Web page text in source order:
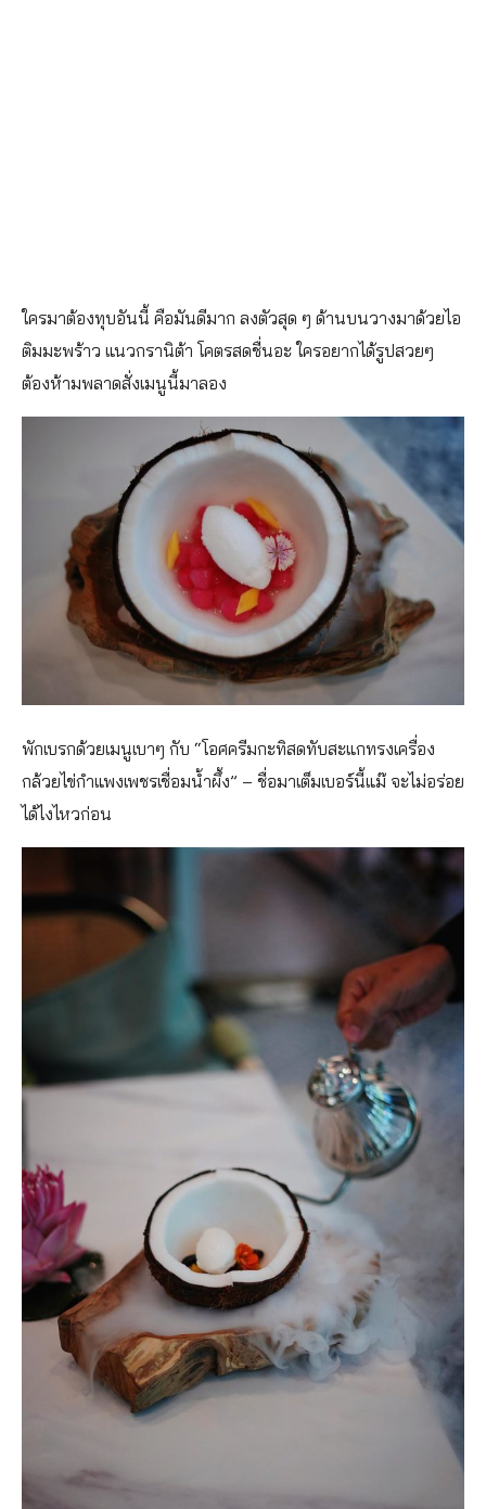
ใครมาต้องทุบอันนี้ คือมันดีมาก ลงตัวสุด ๆ ด้านบนวางมาด้วยไอ
ติมมะพร้าว แนวกรานิต้า โคตรสดชื่นอะ ใครอยากได้รูปสวยๆ
ต้องห้ามพลาดสั่งเมนูนี้มาลอง
พักเบรกด้วยเมนูเบาๆ กับ “โอศครีมกะทิสดทับสะแกทรงเครื่อง
กล้วยไข่กำแพงเพชรเชื่อมน้ำผึ้ง” – ชื่อมาเต็มเบอร์นี้แม๊ จะไม่อร่อย
ได้ไงไหวก่อน